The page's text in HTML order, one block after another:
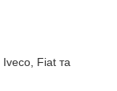
Iveco, Fiat та